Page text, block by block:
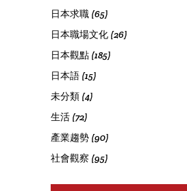
日本求職 (65)
日本職場文化 (26)
日本觀點 (185)
日本語 (15)
未分類 (4)
生活 (72)
產業趨勢 (90)
社會觀察 (95)